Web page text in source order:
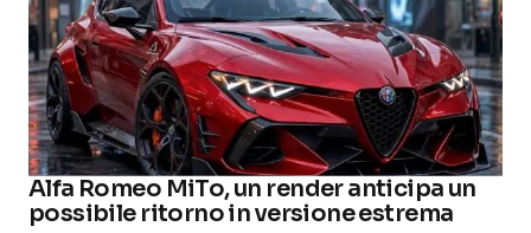
Alfa Romeo MiTo, un render anticipa un
possibile ritorno in versione estrema